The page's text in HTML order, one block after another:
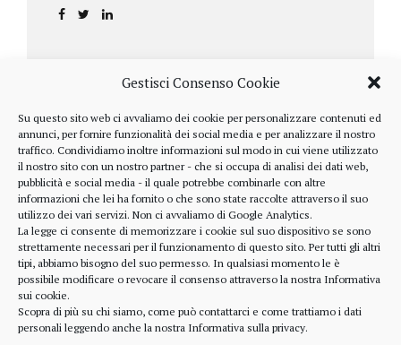
Gestisci Consenso Cookie
Su questo sito web ci avvaliamo dei cookie per personalizzare contenuti ed
annunci, per fornire funzionalità dei social media e per analizzare il nostro
traffico. Condividiamo inoltre informazioni sul modo in cui viene utilizzato
il nostro sito con un nostro partner - che si occupa di analisi dei dati web,
pubblicità e social media - il quale potrebbe combinarle con altre
informazioni che lei ha fornito o che sono state raccolte attraverso il suo
utilizzo dei vari servizi. Non ci avvaliamo di Google Analytics.
La legge ci consente di memorizzare i cookie sul suo dispositivo se sono
strettamente necessari per il funzionamento di questo sito. Per tutti gli altri
tipi, abbiamo bisogno del suo permesso. In qualsiasi momento le è
possibile modificare o revocare il consenso attraverso la nostra Informativa
sui cookie.
Scopra di più su chi siamo, come può contattarci e come trattiamo i dati
personali leggendo anche la nostra Informativa sulla privacy.
aprile ha fatto parecchio discutere il discorso che
una lettera annuale che Fink ha inviato agli
investitori, nella quale fa il punto sulla situazione
geopolitica ed economica globale, accompagnata da
alcune considerazioni sui profitti generati dalle
scelte finanziarie operate dal fondo BlackRock.
Occorre leggere molto attentamente il testo della
lettera
(https://www.blackrock.com/corporate/investor-
relations/larry-fink-chairmans-letter). Fink afferma
chiaramente che...